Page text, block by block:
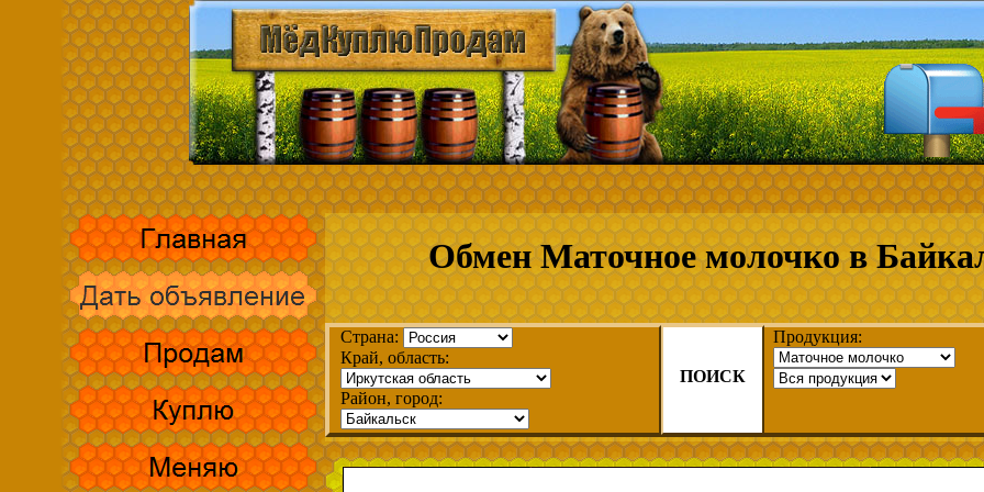
Обмен Маточное молочко в
Страна:
Край, область:
Район, город:
Продукция:
ПОИСК